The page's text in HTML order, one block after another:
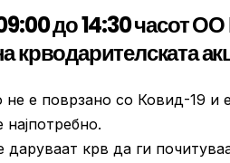
до 14:30 часот
крводарителската
е поврзано со Ковид-19 и
крв да ги